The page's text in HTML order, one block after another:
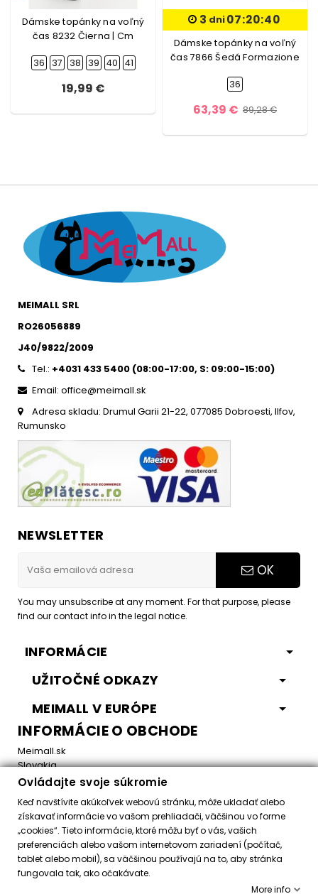
Dámske topánky na voľný
čas 8232 Čierna | Cm
36 37 38 39 40 41
19,99 €
3 dni07:20:40
Dámske topánky na voľný
čas 7866 Šedá Formazione
36
63,39 € 89,28 €
MEIMALL SRL
RO26056889
J40/9822/2009
Tel.: +4031 433 5400 (08:00-17:00, S: 09:00-15:00)
Email: office@meimall.sk
Adresa skladu: Drumul Garii 21-22, 077085 Dobroesti, Ilfov,
Rumunsko
NEWSLETTER
OK
You may unsubscribe at any moment. For that purpose, please
find our contact info in the legal notice.
INFORMÁCIE
UŽITOČNÉ ODKAZY
MEIMALL V EURÓPE
INFORMÁCIE O OBCHODE
Meimall.sk
Slovakia
Email:office@meimall.sk
Control your Privacy
Všetky práva vyhradené ©
Ovládajte svoje súkromie
Keď navštívite akúkoľvek webovú stránku, môže ukladať alebo
získavať informácie vo vašom prehliadači, väčšinou vo forme
„cookies“. Tieto informácie, ktoré môžu byť o vás, vašich
preferenciách alebo vašom internetovom zariadení (počítač,
tablet alebo mobil), sa väčšinou používajú na to, aby stránka
fungovala tak, ako očakávate.
More info